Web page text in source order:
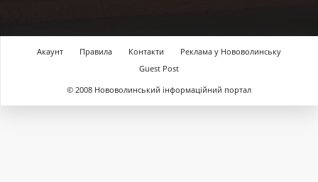
Акаунт Правила Контакти
Реклама у Нововолинську
Guest Post
© 2008 Нововолинський інформаційний портал